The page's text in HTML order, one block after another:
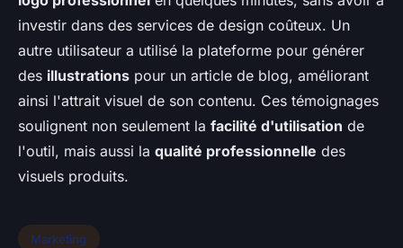
investir dans des services de design coûteux. Un
autre utilisateur a utilisé la plateforme pour générer
des illustrations pour un article de blog, améliorant
ainsi l'attrait visuel de son contenu. Ces témoignages
soulignent non seulement la facilité d'utilisation de
l'outil, mais aussi la qualité professionnelle des
visuels produits.
Marketing